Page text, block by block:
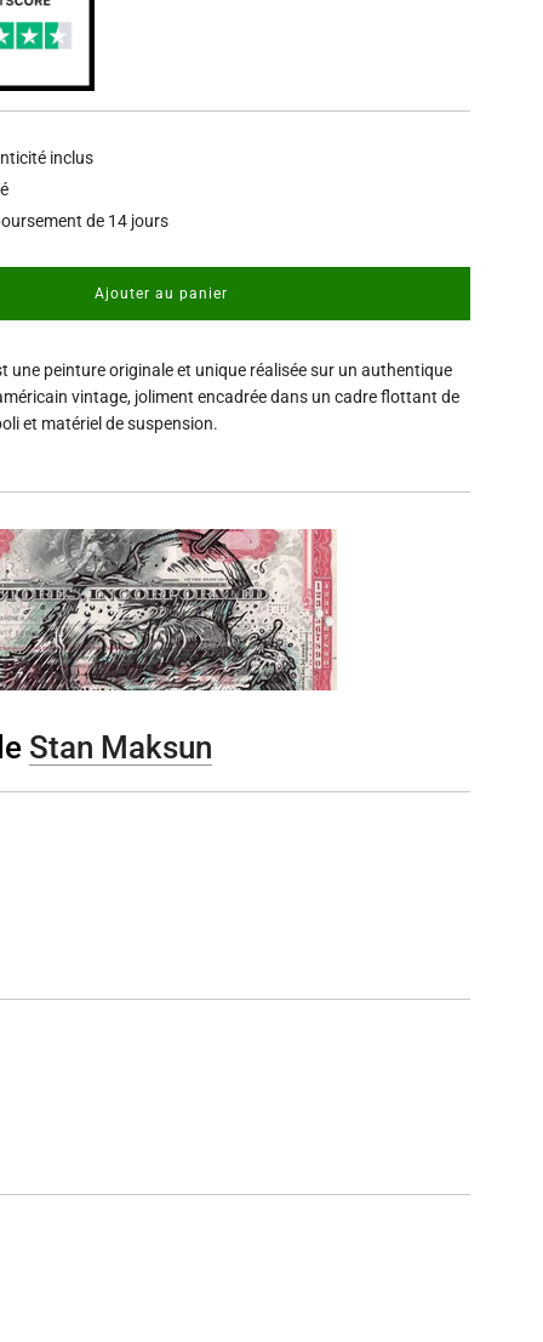
inclus
de 14 jours
Ajouter au panier
c
h
r
g
e
.
.
.
une peinture originale et unique réalisée sur un authentique
vintage, joliment encadrée dans un cadre flottant de
et matériel de suspension.
Stan Maksun